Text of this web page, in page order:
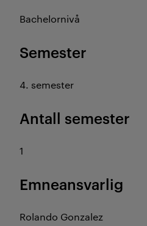
Bachelornivå
Semester
4. semester
Antall semester
1
Emneansvarlig
Rolando Gonzalez